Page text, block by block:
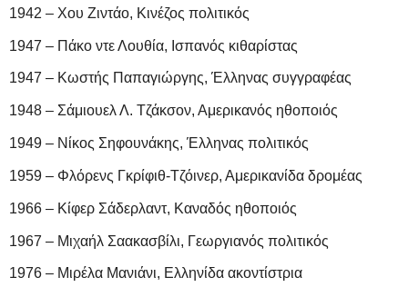
1942 – Χου Ζιντάο, Κινέζος πολιτικός
1947 – Πάκο ντε Λουθία, Ισπανός κιθαρίστας
1947 – Κωστής Παπαγιώργης, Έλληνας συγγραφέας
1948 – Σάμιουελ Λ. Τζάκσον, Αμερικανός ηθοποιός
1949 – Νίκος Σηφουνάκης, Έλληνας πολιτικός
1959 – Φλόρενς Γκρίφιθ-Τζόινερ, Αμερικανίδα δρομέας
1966 – Κίφερ Σάδερλαντ, Καναδός ηθοποιός
1967 – Μιχαήλ Σαακασβίλι, Γεωργιανός πολιτικός
1976 – Μιρέλα Μανιάνι, Ελληνίδα ακοντίστρια